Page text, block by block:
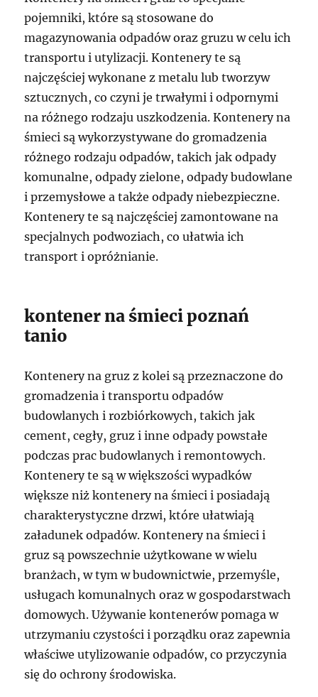
pojemniki, które są stosowane do
magazynowania odpadów oraz gruzu w celu ich
transportu i utylizacji. Kontenery te są
najczęściej wykonane z metalu lub tworzyw
sztucznych, co czyni je trwałymi i odpornymi
na różnego rodzaju uszkodzenia. Kontenery na
śmieci są wykorzystywane do gromadzenia
różnego rodzaju odpadów, takich jak odpady
komunalne, odpady zielone, odpady budowlane
i przemysłowe a także odpady niebezpieczne.
Kontenery te są najczęściej zamontowane na
specjalnych podwoziach, co ułatwia ich
transport i opróżnianie.
kontener na śmieci poznań
tanio
Kontenery na gruz z kolei są przeznaczone do
gromadzenia i transportu odpadów
budowlanych i rozbiórkowych, takich jak
cement, cegły, gruz i inne odpady powstałe
podczas prac budowlanych i remontowych.
Kontenery te są w większości wypadków
większe niż kontenery na śmieci i posiadają
charakterystyczne drzwi, które ułatwiają
załadunek odpadów. Kontenery na śmieci i
gruz są powszechnie użytkowane w wielu
branżach, w tym w budownictwie, przemyśle,
usługach komunalnych oraz w gospodarstwach
domowych. Używanie kontenerów pomaga w
utrzymaniu czystości i porządku oraz zapewnia
właściwe utylizowanie odpadów, co przyczynia
się do ochrony środowiska.